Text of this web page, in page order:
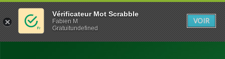
Vérificateur Mot Scrabble
Fabien M
Gratuitundefined
VOIR